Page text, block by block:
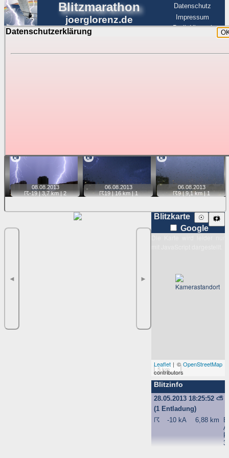
Datenschutzerklärung
Blitzmarathon
joerglorenz.de
Datenschutz
Impressum
BerlinHimmel
Blitzmarathon
Luftfahrt
📷
08.08. 2013
☈-19| 3,7 km |2
📷
06.08. 2013
☈19| 16 km |1
📷
06.08. 2013
☈9| 9,1 km |1
◄ ►
Blitzkarte 🗱
☉
Google
5 km
Leaflet | ©OpenStreetMap
contributors
Blitzinfo
28.05.2013 18:25:52⛅
(1 Entladung)
☈
-10 kA 6,88 km